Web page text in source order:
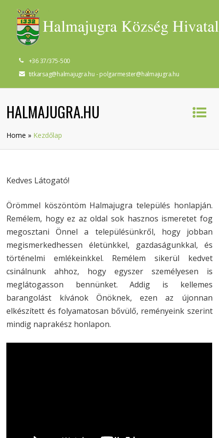
+36 37/375-500
titkarsag@halmajugra.hu - polgarmester@halmajugra.hu
HALMAJUGRA.HU
Home » Kezdőlap
Kedves Látogató!
Örömmel köszöntöm Halmajugra település honlapján.
Remélem, hogy ez az oldal sok hasznos ismeretet fog
megosztani Önnel a településünkről, hogy jobban
megismerkedhessen életünkkel, gazdaságunkkal, és
történelmi emlékeinkkel. Remélem sikerül kedvet
csinálnunk ahhoz, hogy egyszer személyesen is
meglátogasson bennünket. Addig is kellemes
barangolást kívánok Önöknek, ezen az újonnan
elkészített és folyamatosan bővülő, reményeink szerint
mindig naprakész honlapon.